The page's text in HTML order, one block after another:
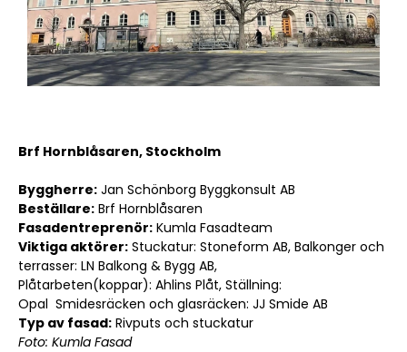
Brf Hornblåsaren, Stockholm
Byggherre: Jan Schönborg Byggkonsult AB
Beställare: Brf Hornblåsaren
Fasadentreprenör: Kumla Fasadteam
Viktiga aktörer: Stuckatur: Stoneform AB, Balkonger och
terrasser: LN Balkong & Bygg AB,
Plåtarbeten(koppar): Ahlins Plåt, Ställning:
Opal Smidesräcken och glasräcken: JJ Smide AB
Typ av fasad: Rivputs och stuckatur
Foto: Kumla Fasad